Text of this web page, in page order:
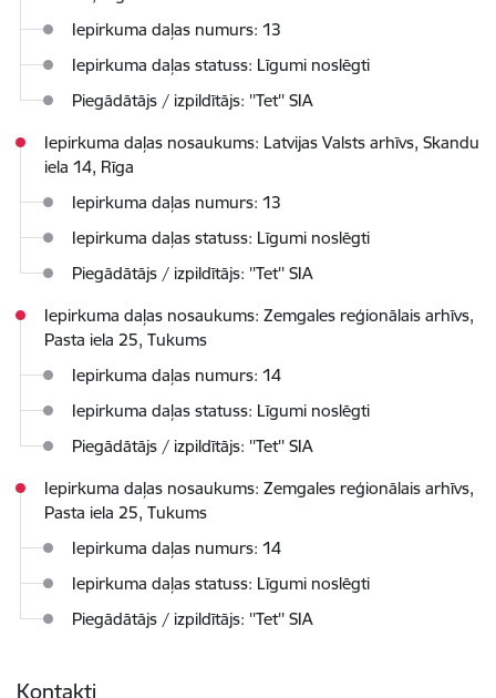
Iepirkuma daļas numurs: 13
Iepirkuma daļas statuss: Līgumi noslēgti
Piegādātājs / izpildītājs: ''Tet'' SIA
Iepirkuma daļas nosaukums: Latvijas Valsts arhīvs, Skandu
iela 14, Rīga
Iepirkuma daļas numurs: 13
Iepirkuma daļas statuss: Līgumi noslēgti
Piegādātājs / izpildītājs: ''Tet'' SIA
Iepirkuma daļas nosaukums: Zemgales reģionālais arhīvs,
Pasta iela 25, Tukums
Iepirkuma daļas numurs: 14
Iepirkuma daļas statuss: Līgumi noslēgti
Piegādātājs / izpildītājs: ''Tet'' SIA
Iepirkuma daļas nosaukums: Zemgales reģionālais arhīvs,
Pasta iela 25, Tukums
Iepirkuma daļas numurs: 14
Iepirkuma daļas statuss: Līgumi noslēgti
Piegādātājs / izpildītājs: ''Tet'' SIA
Kontakti